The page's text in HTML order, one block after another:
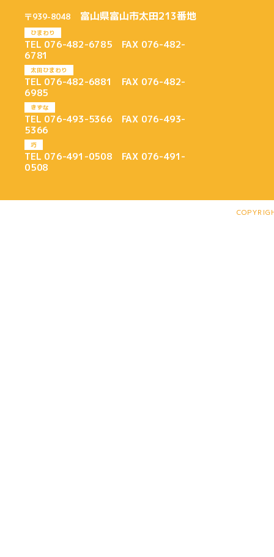
〒939-8048 富山県富山市太田213番地
ひまわり
TEL 076-482-6785 FAX 076-482-
6781
太田ひまわり
TEL 076-482-6881 FAX 076-482-
6985
きずな
TEL 076-493-5366 FAX 076-493-
5366
巧
TEL 076-491-0508 FAX 076-491-
0508